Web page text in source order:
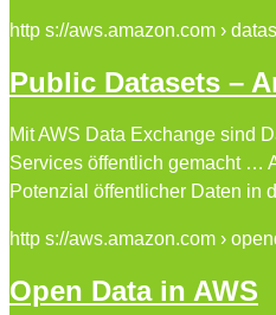
http s://aws.amazon.com ›
Public Datasets –
Mit AWS Data Exchange sind
Services öffentlich gemacht …
Potenzial öffentlicher Daten in
http s://aws.amazon.com ›
Open Data in AWS